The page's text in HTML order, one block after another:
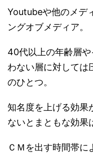
Youtubeや他のメデ
ングオブメディア。
40代以上の年齢層
わない層に対しては
のひとつ。
知名度を上げる効果
ないとまともな効果
ＣＭを出す時間帯